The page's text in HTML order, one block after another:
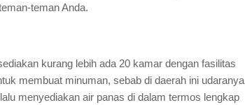
teman Anda.
kurang lebih ada 20 kamar dengan fasilitas
membuat minuman, sebab di daerah ini udaranya
menyediakan air panas di dalam termos lengkap